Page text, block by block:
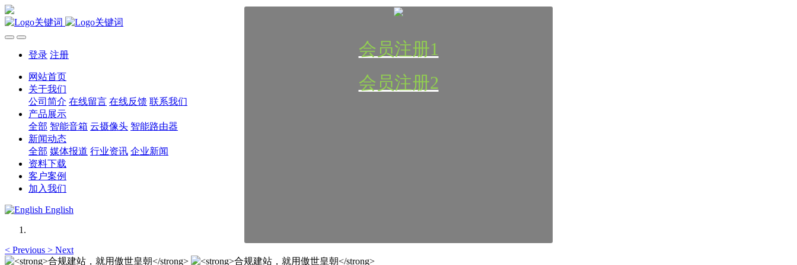
会员注册1
会员注册2
登录 注册
网站首页
关于我们
公司简介 在线留言 在线反馈 联系我们
产品展示
全部 智能音箱 云摄像头 智能路由器
新闻动态
全部 媒体报道 行业资讯 企业新闻
资料下载
客户案例
加入我们
English
< Previous > Next